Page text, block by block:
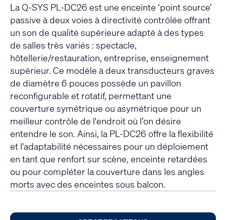
La Q-SYS PL-DC26 est une enceinte ‘point source’
passive à deux voies à directivité contrôlée offrant
un son de qualité supérieure adapté à des types
de salles très variés : spectacle,
hôtellerie/restauration, entreprise, enseignement
supérieur. Ce modèle à deux transducteurs graves
de diamètre 6 pouces possède un pavillon
reconfigurable et rotatif, permettant une
couverture symétrique ou asymétrique pour un
meilleur contrôle de l'endroit où l’on désire
entendre le son. Ainsi, la PL-DC26 offre la flexibilité
et l'adaptabilité nécessaires pour un déploiement
en tant que renfort sur scène, enceinte retardées
ou pour compléter la couverture dans les angles
morts avec des enceintes sous balcon.